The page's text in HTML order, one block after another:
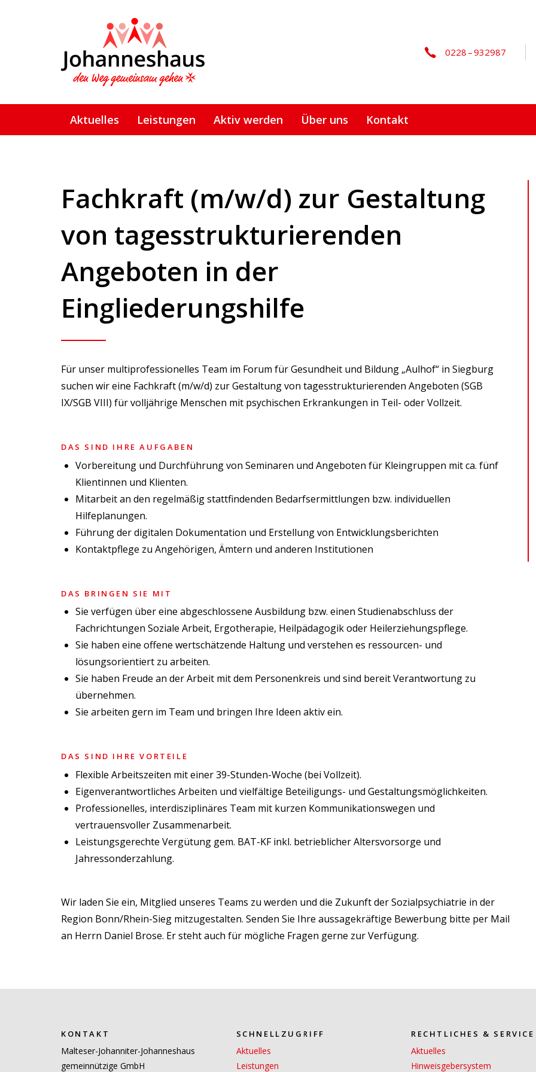
springen
0228 – 932987
Aktuelles Leistungen Aktiv werden Über uns Kontakt
Fachkraft (m/w/d) zur Gestaltung
von tagesstrukturierenden
Angeboten in der
Eingliederungshilfe
Für unser multiprofessionelles Team im Forum für Gesundheit und Bildung „Aulhof“ in Siegburg
suchen wir eine Fachkraft (m/w/d) zur Gestaltung von tagesstrukturierenden Angeboten (SGB
IX/SGB VIII) für volljährige Menschen mit psychischen Erkrankungen in Teil- oder Vollzeit.
DAS SIND IHRE AUFGABEN
Vorbereitung und Durchführung von Seminaren und Angeboten für Kleingruppen mit ca. fünf
Klientinnen und Klienten.
Mitarbeit an den regelmäßig stattfindenden Bedarfsermittlungen bzw. individuellen
Hilfeplanungen.
Führung der digitalen Dokumentation und Erstellung von Entwicklungsberichten
Kontaktpflege zu Angehörigen, Ämtern und anderen Institutionen
DAS BRINGEN SIE MIT
Sie verfügen über eine abgeschlossene Ausbildung bzw. einen Studienabschluss der
Fachrichtungen Soziale Arbeit, Ergotherapie, Heilpädagogik oder Heilerziehungspflege.
Sie haben eine offene wertschätzende Haltung und verstehen es ressourcen- und
lösungsorientiert zu arbeiten.
Sie haben Freude an der Arbeit mit dem Personenkreis und sind bereit Verantwortung zu
übernehmen.
Sie arbeiten gern im Team und bringen Ihre Ideen aktiv ein.
DAS SIND IHRE VORTEILE
Flexible Arbeitszeiten mit einer 39-Stunden-Woche (bei Vollzeit).
Eigenverantwortliches Arbeiten und vielfältige Beteiligungs- und Gestaltungsmöglichkeiten.
Professionelles, interdisziplinäres Team mit kurzen Kommunikationswegen und
vertrauensvoller Zusammenarbeit.
Leistungsgerechte Vergütung gem. BAT-KF inkl. betrieblicher Altersvorsorge und
Jahressonderzahlung.
Wir laden Sie ein, Mitglied unseres Teams zu werden und die Zukunft der Sozialpsychiatrie in der
Region Bonn/Rhein-Sieg mitzugestalten. Senden Sie Ihre aussagekräftige Bewerbung bitte per Mail
an Herrn Daniel Brose. Er steht auch für mögliche Fragen gerne zur Verfügung.
KONTAKT
Malteser-Johanniter-Johanneshaus
gemeinnützige GmbH
SCHNELLZUGRIFF
Aktuelles
Leistungen
RECHTLICHES & SERVICE
Aktuelles
Hinweisgebersystem